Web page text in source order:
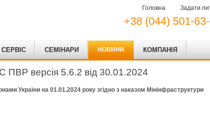
Головна Задати
+38 (044) 501-
СЕМІНАРИ НОВИНИ КОМПАНІЯ
ПВР версія 5.6.2 від 30.01.2024
України на 01.01.2024 року згідно з наказом Мінінфраструктури